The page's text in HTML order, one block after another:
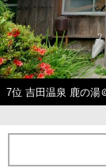
7位 吉田温泉 鹿の湯